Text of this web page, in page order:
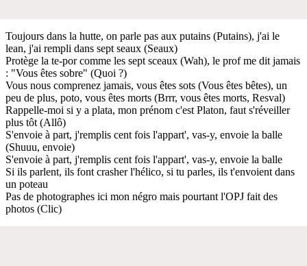
Toujours dans la hutte, on parle pas aux putains (Putains), j'ai le
lean, j'ai rempli dans sept seaux (Seaux)
Protège la te-por comme les sept sceaux (Wah), le prof me dit jamais
: "Vous êtes sobre" (Quoi ?)
Vous nous comprenez jamais, vous êtes sots (Vous êtes bêtes), un
peu de plus, poto, vous êtes morts (Brrr, vous êtes morts, Resval)
Rappelle-moi si y a plata, mon prénom c'est Platon, faut s'réveiller
plus tôt (Allô)
S'envoie à part, j'remplis cent fois l'appart', vas-y, envoie la balle
(Shuuu, envoie)
S'envoie à part, j'remplis cent fois l'appart', vas-y, envoie la balle
Si ils parlent, ils font crasher l'hélico, si tu parles, ils t'envoient dans
un poteau
Pas de photographes ici mon négro mais pourtant l'OPJ fait des
photos (Clic)